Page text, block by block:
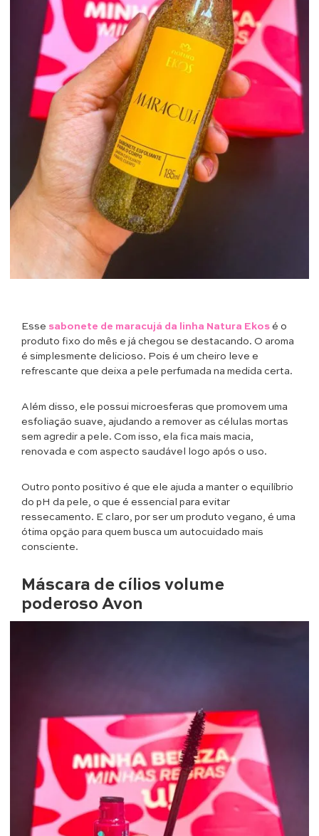
Esse sabonete de maracujá da linha Natura Ekos é o
produto fixo do mês e já chegou se destacando. O aroma
é simplesmente delicioso. Pois é um cheiro leve e
refrescante que deixa a pele perfumada na medida certa.
Além disso, ele possui microesferas que promovem uma
esfoliação suave, ajudando a remover as células mortas
sem agredir a pele. Com isso, ela fica mais macia,
renovada e com aspecto saudável logo após o uso.
Outro ponto positivo é que ele ajuda a manter o equilíbrio
do pH da pele, o que é essencial para evitar
ressecamento. E claro, por ser um produto vegano, é uma
ótima opção para quem busca um autocuidado mais
consciente.
Máscara de cílios volume
poderoso Avon